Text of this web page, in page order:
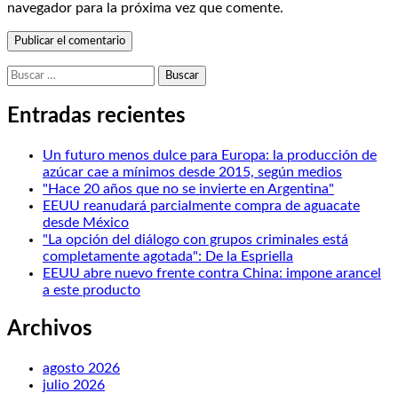
navegador para la próxima vez que comente.
Buscar:
Entradas recientes
Un futuro menos dulce para Europa: la producción de
azúcar cae a mínimos desde 2015, según medios
"Hace 20 años que no se invierte en Argentina"
EEUU reanudará parcialmente compra de aguacate
desde México
"La opción del diálogo con grupos criminales está
completamente agotada": De la Espriella
EEUU abre nuevo frente contra China: impone arancel
a este producto
Archivos
agosto 2026
julio 2026